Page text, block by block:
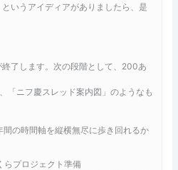
いうアイディアがありましたら、是
了します。次の段階として、200あ
「ニフ慶スレッド案内図」のようなも
間の時間軸を縦横無尽に歩き回れるか
らプロジェクト準備